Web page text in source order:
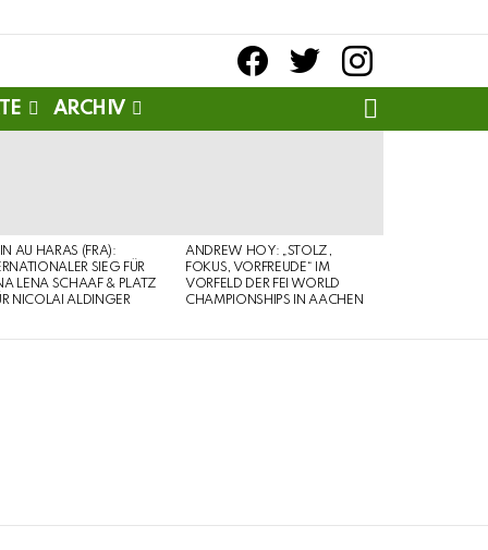
facebooktwitter instagram
ARCHIV
AU HARAS (FRA):
SIEG FÜR
LENA SCHAAF & PLATZ
NICOLAI ALDINGER
ANDREW HOY: „STOLZ,
FOKUS, VORFREUDE“ IM
VORFELD DER FEI WORLD
CHAMPIONSHIPS IN AACHEN